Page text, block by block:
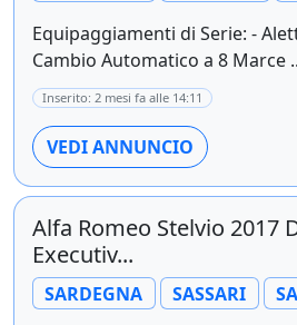
Equipaggiamenti di Serie: -
Cambio Automatico a 8 Marce
Inserito: 2 mesi fa alle 14:11
VEDI ANNUNCIO
Alfa Romeo Stelvio 2017
Executiv...
SARDEGNA SASSARI